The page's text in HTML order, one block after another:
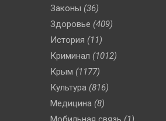
Законы (36)
Здоровье (409)
История (11)
Криминал (1012)
Крым (1177)
Культура (816)
Медицина (8)